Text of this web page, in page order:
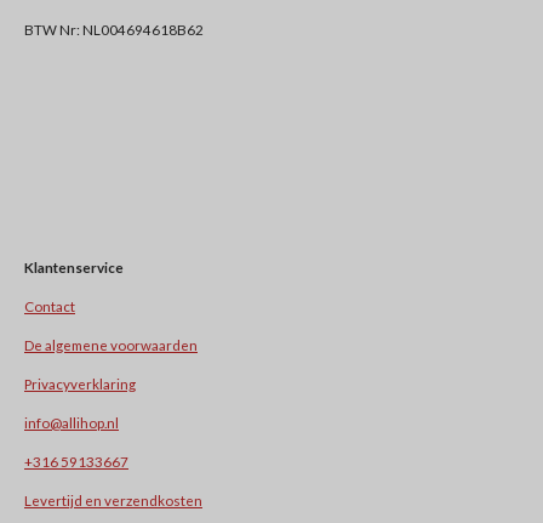
BTW Nr: NL004694618B62
Klantenservice
Contact
De algemene voorwaarden
Privacyverklaring
info@allihop.nl
+31 6 59133667
Levertijd en verzendkosten